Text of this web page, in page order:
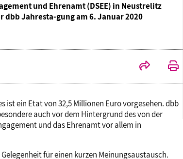
Kontakt
BAGSO
und Ehrenamt (DSEE) in Neustrelitz
Jahresta-gung am 6. Januar 2020
ein Etat von 32,5 Millionen Euro vorgesehen. dbb
auch vor dem Hintergrund des von der
und das Ehrenamt vor allem in
für einen kurzen Meinungsaustausch.